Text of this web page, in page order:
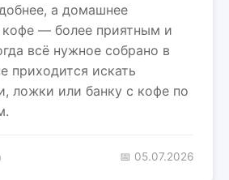
а домашнее
кофе — более приятным и
всё нужное собрано в
приходится искать
ложки или банку с кофе по
📅 05.07.2026